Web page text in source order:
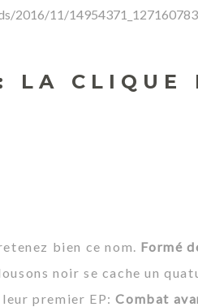
LA CLIQUE
bien ce nom. Formé
noir se cache un
leur premier EP:Combat